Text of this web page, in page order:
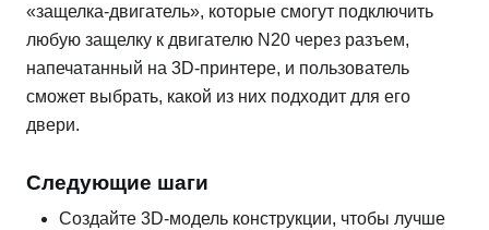
«защелка-двигатель», которые смогут подключить
любую защелку к двигателю N20 через разъем,
напечатанный на 3D-принтере, и пользователь
сможет выбрать, какой из них подходит для его
двери.
Следующие шаги
Создайте 3D-модель конструкции, чтобы лучше